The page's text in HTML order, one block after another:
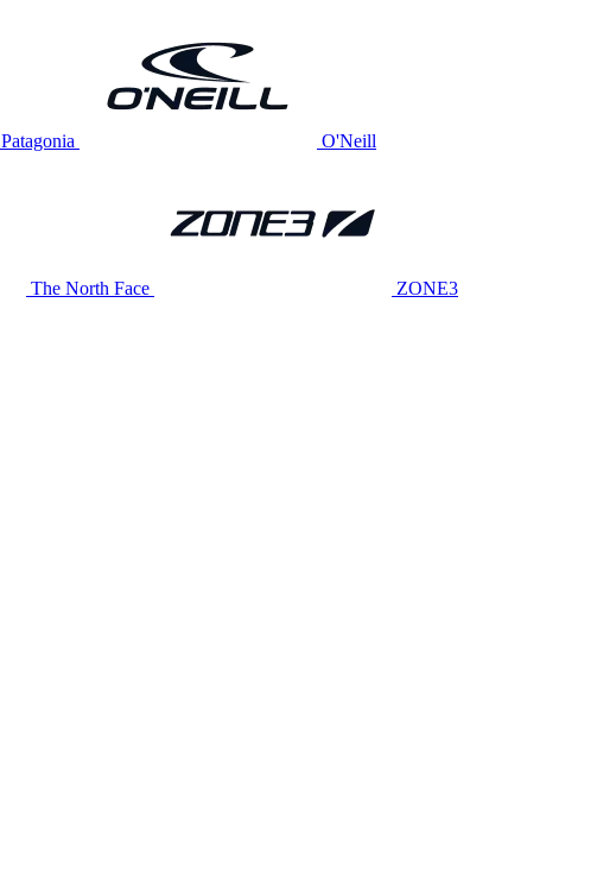
Patagonia O'Neill
The North Face ZONE3